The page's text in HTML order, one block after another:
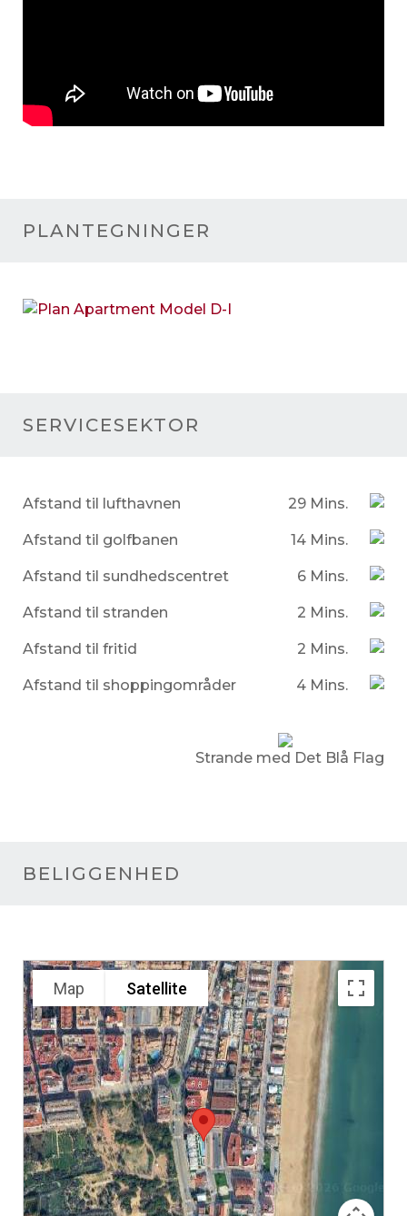
PLANTEGNINGER
SERVICESEKTOR
Afstand til lufthavnen 29 Mins.
Afstand til golfbanen 14 Mins.
Afstand til sundhedscentret 6 Mins.
Afstand til stranden 2 Mins.
Afstand til fritid 2 Mins.
Afstand til shoppingområder 4 Mins.
Strande med Det Blå Flag
BELIGGENHED
Map Satellite